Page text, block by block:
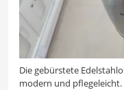
Die gebürstete
modern und pflegeleicht.